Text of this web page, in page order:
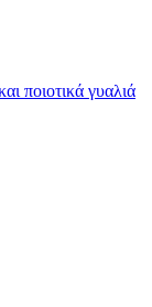
ποιοτικά γυαλιά